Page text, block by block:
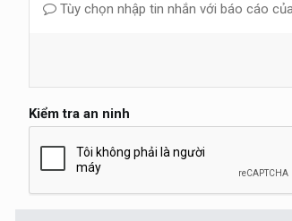
Tùy chọn nhập tin nhắn với báo cáo
Kiểm tra an ninh